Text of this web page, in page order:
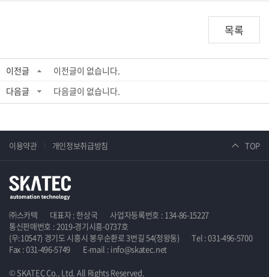
목록
이전글
이전글이 없습니다.
다음글
다음글이 없습니다.
이용약관 개인정보취급방침 TOP
㈜스카텍 대표자 : 한상국
사업자등록번호 : 134-86-15227
통신판매번호 : 2019-경기시흥-0737호
(우:10547) 경기도 시흥시 봉우순환로 3번길 54(정왕동)
Tel : 031-496-5700
Fax : 031-496-5749
E-mail : info@skatec.net
© SKATEC Co., Ltd. All Rights Reserved.